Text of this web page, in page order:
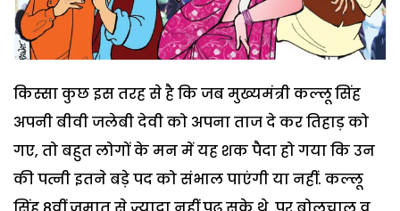
किस्सा कुछ इस तरह से है कि जब मुख्यमंत्री कल्लू सिंह
अपनी बीवी जलेबी देवी को अपना ताज दे कर तिहाड़ को
गए, तो बहुत लोगों के मन में यह शक पैदा हो गया कि उन
की पत्नी इतने बड़े पद को संभाल पाएंगी या नहीं. कल्लू